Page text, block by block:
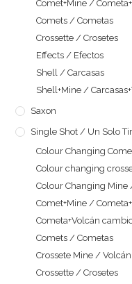
Comet+Mine /
Comets / Cometas
Crossette / Crosetes
Effects / Efectos
Shell / Carcasas
Shell+Mine /
Saxon
Single Shot / Un Solo
Colour Changing
Colour changing
Colour Changing
Comet+Mine /
Cometa+Volcán
Comets / Cometas
Crossete Mine / Volcán
Crossette / Crosetes